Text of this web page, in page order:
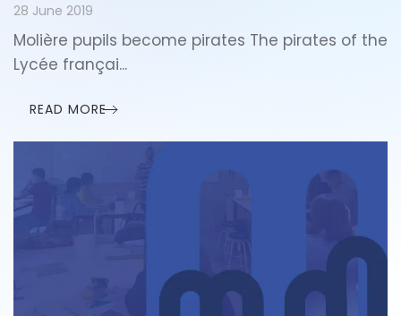
28 June 2019
Molière pupils become pirates The pirates of the
Lycée françai...
READ MORE